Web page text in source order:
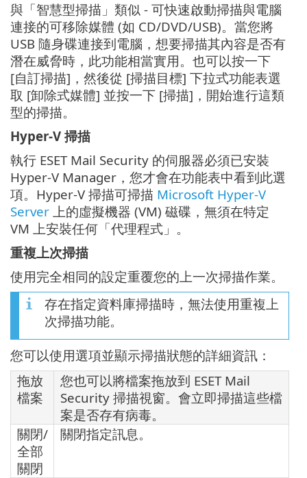
與「智慧型掃描」類似 - 可快速啟動掃描與電腦
連接的可移除媒體 (如 CD/DVD/USB)。當您將
USB 隨身碟連接到電腦，想要掃描其內容是否有
潛在威脅時，此功能相當實用。也可以按一下
[自訂掃描]，然後從 [掃描目標] 下拉式功能表選
取 [卸除式媒體] 並按一下 [掃描]，開始進行這類
型的掃描。
Hyper-V 掃描
執行 ESET Mail Security 的伺服器必須已安裝
Hyper-V Manager，您才會在功能表中看到此選
項。Hyper-V 掃描可掃描 Microsoft Hyper-V
Server 上的虛擬機器 (VM) 磁碟，無須在特定
VM 上安裝任何「代理程式」。
重複上次掃描
使用完全相同的設定重覆您的上一次掃描作業。
存在指定資料庫掃描時，無法使用重複上
次掃描功能。
您可以使用選項並顯示掃描狀態的詳細資訊：
拖放
檔案
您也可以將檔案拖放到 ESET Mail
Security 掃描視窗。會立即掃描這些檔
案是否存有病毒。
關閉/
全部
關閉
關閉指定訊息。